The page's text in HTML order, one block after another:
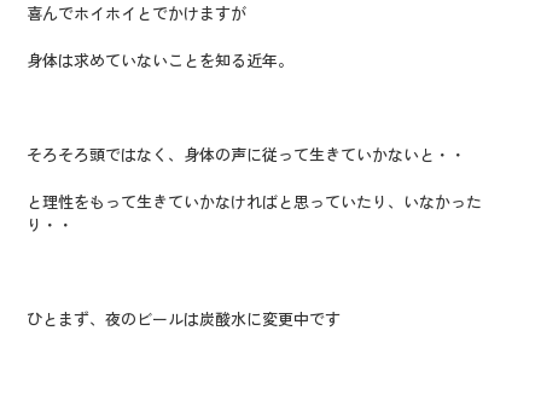
喜んでホイホイとでかけますが
身体は求めていないことを知る近年。
そろそろ頭ではなく、身体の声に従って生きていかないと・・
と理性をもって生きていかなければと思っていたり、いなかった
り・・
ひとまず、夜のビールは炭酸水に変更中です